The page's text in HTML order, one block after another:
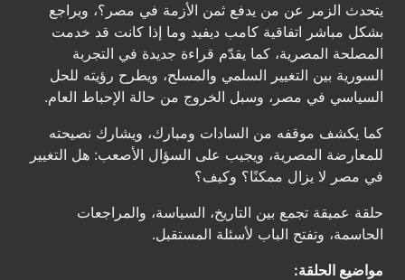
يتحدث الزمر عن من يدفع ثمن الأزمة في مصر؟، ويراجع
بشكل مباشر اتفاقية كامب ديفيد وما إذا كانت قد خدمت
المصلحة المصرية، كما يقدّم قراءة جديدة في التجربة
السورية بين التغيير السلمي والمسلح، ويطرح رؤيته للحل
السياسي في مصر، وسبل الخروج من حالة الإحباط العام.
كما يكشف موقفه من السادات ومبارك، ويشارك نصيحته
للمعارضة المصرية، ويجيب على السؤال الأصعب: هل التغيير
في مصر لا يزال ممكنًا؟ وكيف؟
حلقة عميقة تجمع بين التاريخ، السياسة، والمراجعات
الحاسمة، وتفتح الباب لأسئلة المستقبل.
مواضيع الحلقة: